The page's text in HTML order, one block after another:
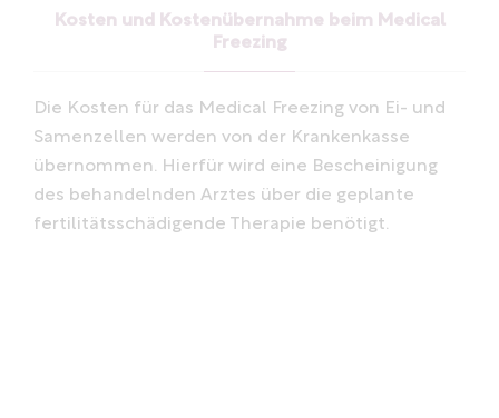
Kosten und Kostenübernahme beim Medical
Freezing
Die Kosten für das Medical Freezing von Ei- und
Samenzellen werden von der Krankenkasse
übernommen. Hierfür wird eine Bescheinigung
des behandelnden Arztes über die geplante
fertilitätsschädigende Therapie benötigt.